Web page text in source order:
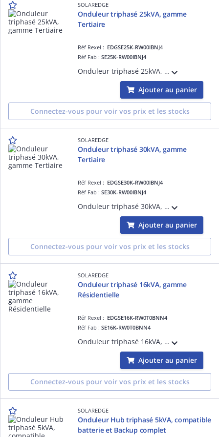
SOLAREDGE
Onduleur triphasé 25kVA, gamme
Tertiaire
Réf Rexel : EDGSE25K-RW00IBNJ4
Réf Fab :SE25K-RW00IBNJ4
Onduleur triphasé 25kVA, gamme Tertiaire, inclus un inter-sec DC, des parafoudres DC et des 3 paires d'entrées MC4. Option 1 optimiseurs pour 2 panneaux. Option d'ajout de batteries avec des onduleurs HUB triphasés + Batterie 48V.
Ajouter au panier
Connectez-vous pour voir vos prix et les stocks
SOLAREDGE
Onduleur triphasé 30kVA, gamme
Tertiaire
Réf Rexel : EDGSE30K-RW00IBNJ4
Réf Fab :SE30K-RW00IBNJ4
Onduleur triphasé 30kVA, gamme Tertiaire, inclus un inter-sec DC, des parafoudres DC et des 3 paires d'entrées MC4. Option 1 optimiseurs pour 2 panneaux. Option d'ajout de batteries avec des onduleurs HUB triphasés + Batterie 48V.
Ajouter au panier
Connectez-vous pour voir vos prix et les stocks
SOLAREDGE
Onduleur triphasé 16kVA, gamme
Résidentielle
Réf Rexel : EDGSE16K-RW0T0BNN4
Réf Fab :SE16K-RW0T0BNN4
Onduleur triphasé 16kVA, gamme Résidentielle, compatible avec l'écosystème de SolarEdge : Chargeur de VE, et appareils de domotique. Option 1 optimiseur pour 2 panneaux, validez par le logiciel Designer de SolarEdge
Ajouter au panier
Connectez-vous pour voir vos prix et les stocks
SOLAREDGE
Onduleur Hub triphasé 5kVA, compatible
batterie et Backup complet